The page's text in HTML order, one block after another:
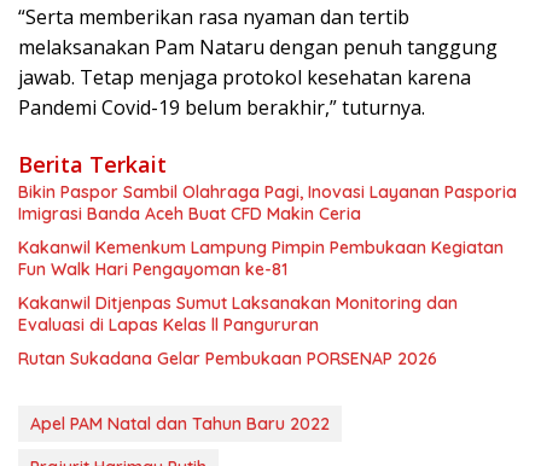
“Serta memberikan rasa nyaman dan tertib
melaksanakan Pam Nataru dengan penuh tanggung
jawab. Tetap menjaga protokol kesehatan karena
Pandemi Covid-19 belum berakhir,” tuturnya.
Berita Terkait
Bikin Paspor Sambil Olahraga Pagi, Inovasi Layanan Pasporia
Imigrasi Banda Aceh Buat CFD Makin Ceria
Kakanwil Kemenkum Lampung Pimpin Pembukaan Kegiatan
Fun Walk Hari Pengayoman ke-81
Kakanwil Ditjenpas Sumut Laksanakan Monitoring dan
Evaluasi di Lapas Kelas ll Pangururan
Rutan Sukadana Gelar Pembukaan PORSENAP 2026
Apel PAM Natal dan Tahun Baru 2022